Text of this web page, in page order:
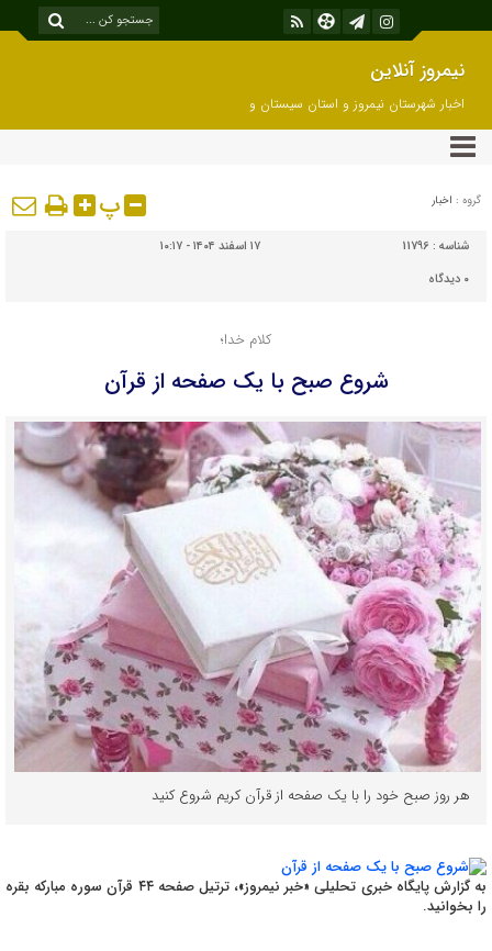
نیمروز آنلاین
اخبار شهرستان نیمروز و استان سیستان و
بلوچستان
گروه : اخبار پ
شناسه : 11796
۱۷ اسفند ۱۴۰۴ - ۱۰:۱۷
۰ دیدگاه
کلام خدا؛
شروع صبح با یک صفحه از قرآن
هر روز صبح خود را با یک صفحه از قرآن کریم شروع کنید
به گزارش پایگاه خبری تحلیلی «خبر نیمروز»، ترتیل صفحه ۴۴ قرآن سوره مبارکه بقره
را بخوانید.